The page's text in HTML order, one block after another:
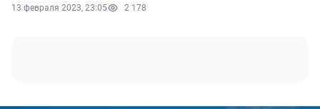
13 февраля 2023, 23:05 2 178